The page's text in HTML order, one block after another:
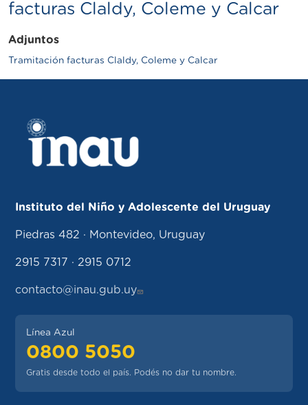
facturas Claldy, Coleme y Calcar
Adjuntos
Tramitación facturas Claldy, Coleme y Calcar
Instituto del Niño y Adolescente del Uruguay
Piedras 482 · Montevideo, Uruguay
2915 7317 · 2915 0712
contacto@inau.gub.uy
Línea Azul
0800 5050
Gratis desde todo el país. Podés no dar tu nombre.